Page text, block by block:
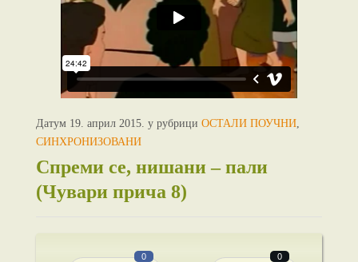
Датум 19. април 2015. у рубрици ОСТАЛИ ПОУЧНИ,
СИНХРОНИЗОВАНИ
Спреми се, нишани – пали
(Чувари прича 8)
0 0